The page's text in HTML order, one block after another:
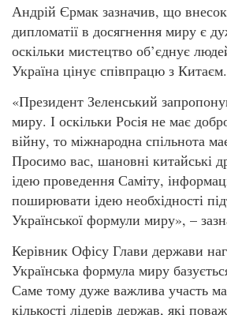
Андрій Єрмак зазначив, що внесок
дипломатії в досягнення миру є
оскільки мистецтво об’єднує
Україна цінує співпрацю з Китаєм.
«Президент Зеленський
миру. І оскільки Росія не має
війну, то міжнародна спільнота
Просимо вас, шановні китайські
ідею проведення Саміту,
поширювати ідею необхідності
Української формули миру», –
Керівник Офісу Глави держави
Українська формула миру
Саме тому дуже важлива участь
кількості лідерів держав, які